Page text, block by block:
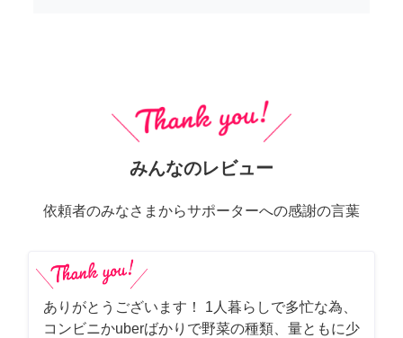
みんなのレビュー
依頼者のみなさまからサポーターへの感謝の言葉
ありがとうございます！ 1人暮らしで多忙な為、
コンビニかuberばかりで野菜の種類、量ともに少